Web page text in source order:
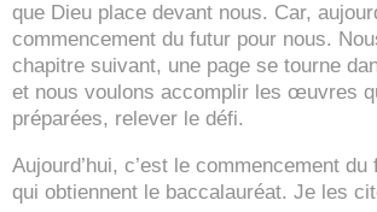
que Dieu place devant nous. Car,
commencement du futur pour nous.
chapitre suivant, une page se tourne
et nous voulons accomplir les œuvres
préparées, relever le défi.
Aujourd’hui, c’est le commencement
qui obtiennent le baccalauréat. Je les